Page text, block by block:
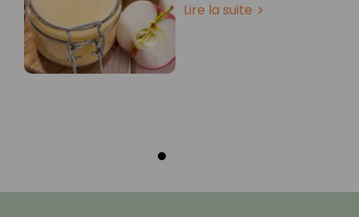
Lire la suite